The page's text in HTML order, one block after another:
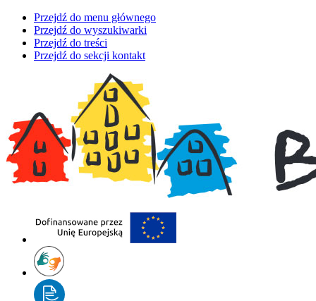
Przejdź do menu głównego
Przejdź do wyszukiwarki
Przejdź do treści
Przejdź do sekcji kontakt